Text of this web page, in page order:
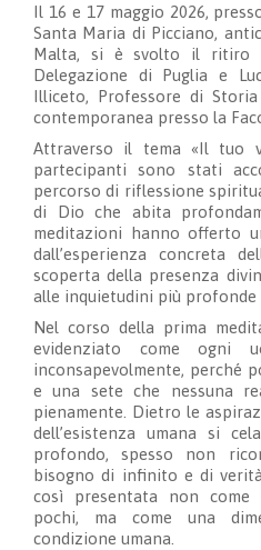
Il 16 e 17 maggio 2026,
Santa Maria di Picciano,
Malta, si è svolto il ritiro
Delegazione di Puglia e
Illiceto, Professore di
contemporanea presso la
Attraverso il tema «Il tuo
partecipanti sono stati
percorso di riflessione
di Dio che abita
meditazioni hanno offerto
dall’esperienza concreta
scoperta della presenza
alle inquietudini più profonde
Nel corso della prima
evidenziato come ogni
inconsapevolmente, perché
e una sete che nessuna
pienamente. Dietro le
dell’esistenza umana si
profondo, spesso non
bisogno di infinito e di
così presentata non come
pochi, ma come una
condizione umana.